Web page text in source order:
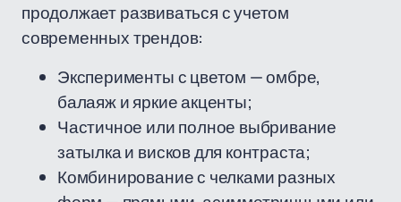
продолжает развиваться с учетом
современных трендов:
Эксперименты с цветом — омбре,
балаяж и яркие акценты;
Частичное или полное выбривание
затылка и висков для контраста;
Комбинирование с челками разных